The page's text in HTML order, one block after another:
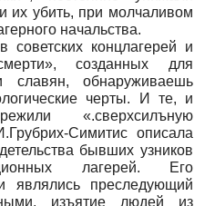
их убить, при молчаливом
начальства.
советских концлагерей и
созданных для
славян, обнаруживаешь
черты. И те, и
«.сверхсилъную
Симитис описала
бывших узников
лагерей. Его
являлись преследующий
изъятие людей из